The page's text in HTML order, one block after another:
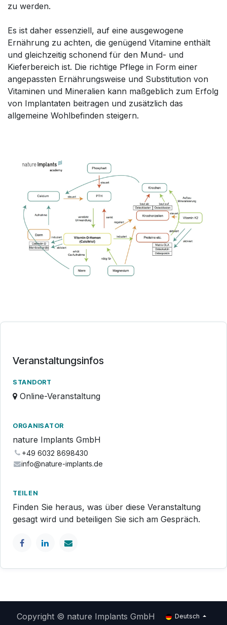
zu werden.
Es ist daher essenziell, auf eine ausgewogene
Ernährung zu achten, die genügend Vitamine enthält
und gleichzeitig schonend für den Mund- und
Kieferbereich ist. Die richtige Pflege in Form einer
angepassten Ernährungsweise und Substitution von
Vitaminen und Mineralien kann maßgeblich zum Erfolg
von Implantaten beitragen und zusätzlich das
allgemeine Wohlbefinden steigern.
Veranstaltungsinfos
STANDORT
Online-Veranstaltung
ORGANISATOR
nature Implants GmbH
+49 6032 8698430
info@nature-implants.de
TEILEN
Finden Sie heraus, was über diese Veranstaltung
gesagt wird und beteiligen Sie sich am Gespräch.
Copyright © nature Implants GmbH Deutsch